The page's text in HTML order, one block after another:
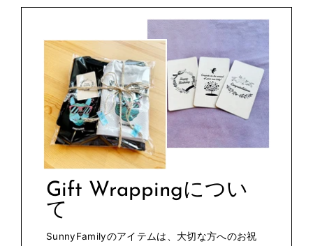
Gift Wrappingについ
て
SunnyFamilyのアイテムは、大切な方へのお祝